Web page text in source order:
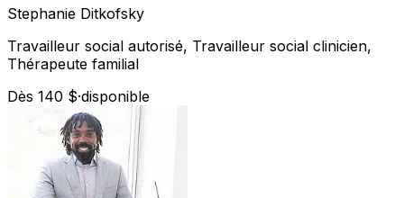
Stephanie Ditkofsky
Travailleur social autorisé, Travailleur social clinicien,
Thérapeute familial
Dès 140 $·disponible